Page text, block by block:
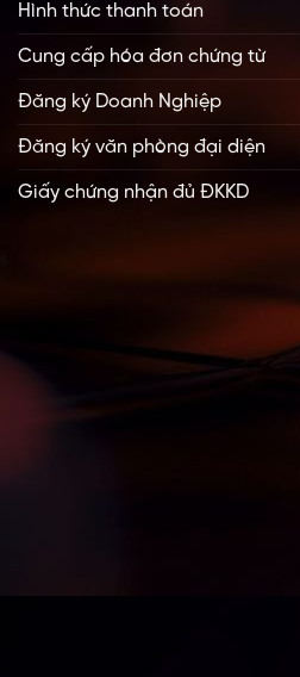
Hình thức thanh toán
Cung cấp hóa đơn chứng từ
Đăng ký Doanh Nghiệp
Đăng ký văn phòng đại diện
Giấy chứng nhận đủ ĐKKD